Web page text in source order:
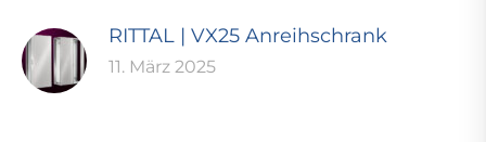
RITTAL | VX25 Anreihschrank
11. März 2025